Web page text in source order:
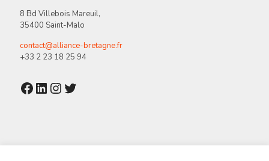
8 Bd Villebois Mareuil,
35400 Saint-Malo
contact@alliance-bretagne.fr
+33 2 23 18 25 94
Facebook
LinkedIn
Instagram
Twitter